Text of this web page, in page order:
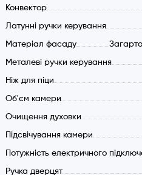
Нижній жар
Верхній + нижній жар із
Функція швидкого
Безпека:
Тангенційна система
Знімні розбірні дверцята
Аксесуари:
Конвектор
Латунні ручки керування
Матеріал фасаду
Металеві ручки керування
Ніж для піци
Об'єм камери
Очищення духовки
Підсвічування камери
Потужність електричного
Ручка дверцят